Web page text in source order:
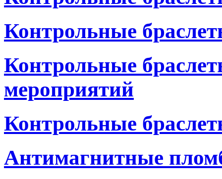
Контрольные
Контрольные
мероприятий
Контрольные
Антимагнитные